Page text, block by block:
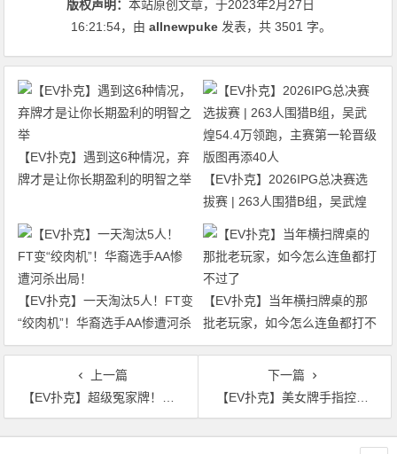
版权声明：本站原创文章，于2023年2月27日
16:21:54，由allnewpuke 发表，共 3501 字。
【EV扑克】遇到这6种情况，弃
牌才是让你长期盈利的明智之举
【EV扑克】2026IPG总决赛选
拔赛 | 263人围猎B组，吴武煌
54.4万领跑，主赛第一轮晋级版
【EV扑克】一天淘汰5人！FT变
“绞肉机”！华裔选手AA惨遭河杀
出局！
【EV扑克】当年横扫牌桌的那
批老玩家，如今怎么连鱼都打不
过了
上一篇
【EV扑克】超级冤家牌！三条vs炸弹 创造节目最大底池！
下一篇
【EV扑克】美女牌手指控国际象棋大师性侵犯，竟然还涉嫌骚扰未成年女孩
文